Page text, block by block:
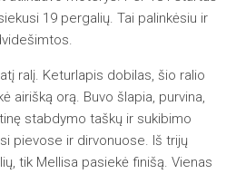
19 pergalių. Tai palinkėsiu ir
ralį. Keturlapis dobilas, šio ralio
airišką orą. Buvo šlapia, purvina,
stabdymo taškų ir sukibimo
pievose ir dirvonuose. Iš trijų
tik Mellisa pasiekė finišą. Vienas